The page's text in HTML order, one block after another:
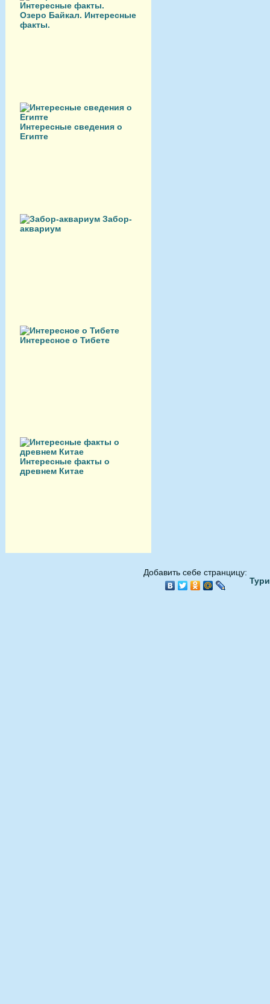
Озеро Байкал. Интересные
факты.
Интересные сведения о
Египте
Забор-
аквариум
Интересное о Тибете
Интересные факты о
древнем Китае
Добавить себе странцицу: